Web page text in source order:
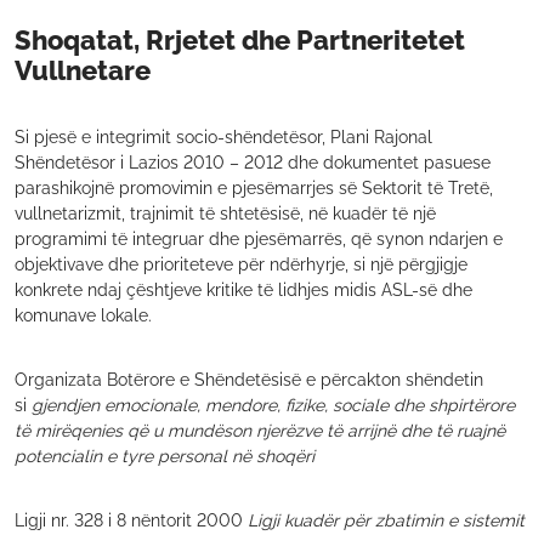
Shoqatat, Rrjetet dhe Partneritetet
Vullnetare
Si pjesë e integrimit socio-shëndetësor, Plani Rajonal
Shëndetësor i Lazios 2010 – 2012 dhe dokumentet pasuese
parashikojnë promovimin e pjesëmarrjes së Sektorit të Tretë,
vullnetarizmit, trajnimit të shtetësisë, në kuadër të një
programimi të integruar dhe pjesëmarrës, që synon ndarjen e
objektivave dhe prioriteteve për ndërhyrje, si një përgjigje
konkrete ndaj çështjeve kritike të lidhjes midis ASL-së dhe
komunave lokale.
Organizata Botërore e Shëndetësisë e përcakton shëndetin
si gjendjen emocionale, mendore, fizike, sociale dhe shpirtërore
të mirëqenies që u mundëson njerëzve të arrijnë dhe të ruajnë
potencialin e tyre personal në shoqëri
Ligji nr. 328 i 8 nëntorit 2000 Ligji kuadër për zbatimin e sistemit